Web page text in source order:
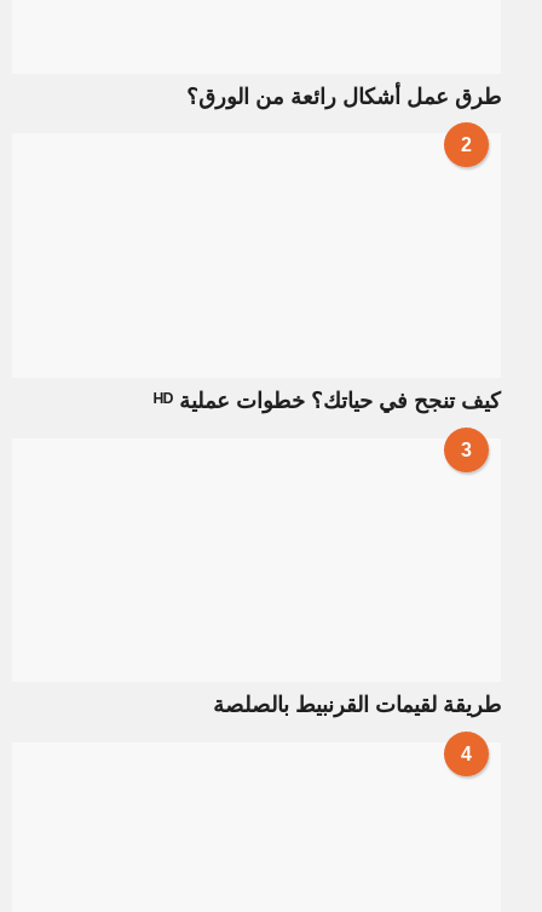
طرق عمل أشكال رائعة من الورق؟
2
كيف تنجح في حياتك؟ خطوات عملية ᴴᴰ
3
طريقة لقيمات القرنبيط بالصلصة
4